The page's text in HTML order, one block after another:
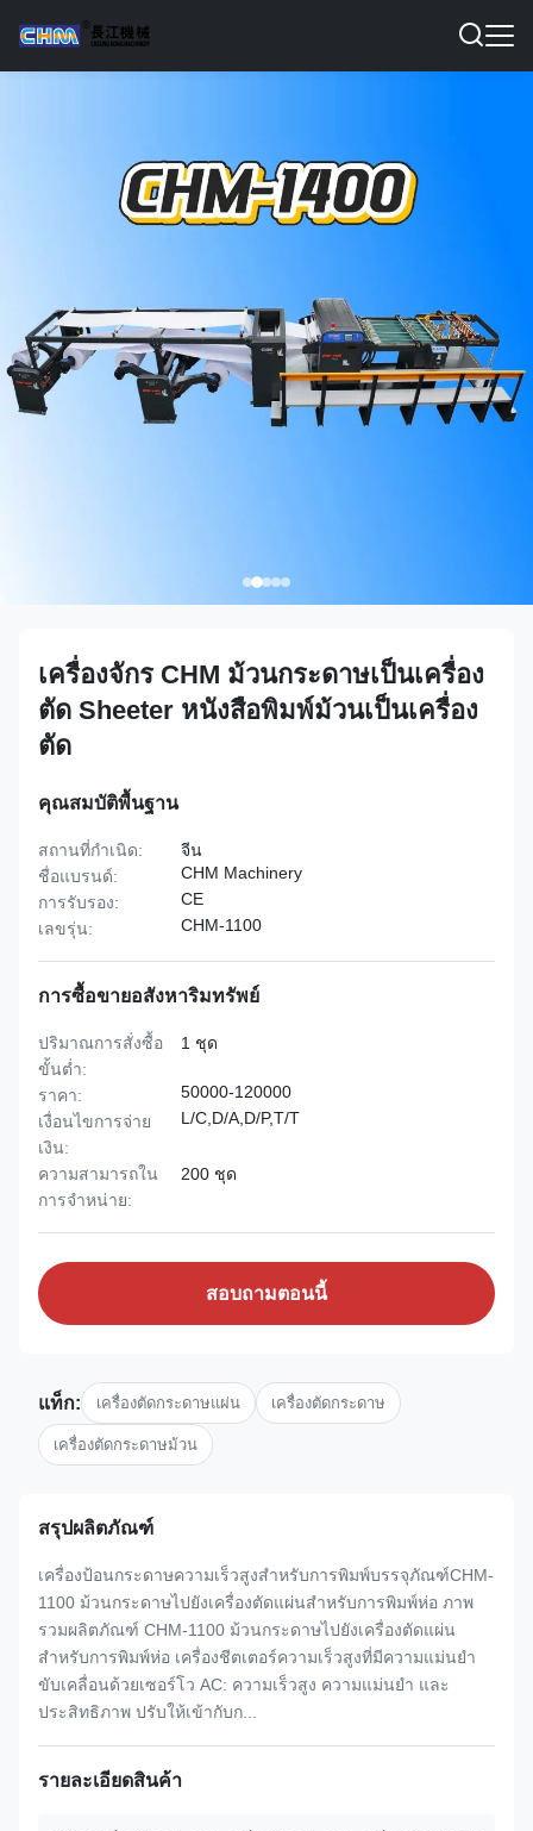
เครื่องจักร CHM ม้วนกระดาษเป็นเครื่อง
ตัด Sheeter หนังสือพิมพ์ม้วนเป็นเครื่อง
ตัด
คุณสมบัติพื้นฐาน
สถานที่กำเนิด:
จีน
ชื่อแบรนด์:
CHM Machinery
การรับรอง:
CE
เลขรุ่น:
CHM-1100
การซื้อขายอสังหาริมทรัพย์
ปริมาณการสั่งซื้อ
ขั้นต่ำ:
1 ชุด
ราคา:
50000-120000
เงื่อนไขการจ่าย
เงิน:
L/C,D/A,D/P,T/T
ความสามารถใน
การจําหน่าย:
200 ชุด
สอบถามตอนนี้
แท็ก: เครื่องตัดกระดาษแผ่น เครื่องตัดกระดาษ
เครื่องตัดกระดาษม้วน
สรุปผลิตภัณฑ์
เครื่องป้อนกระดาษความเร็วสูงสำหรับการพิมพ์บรรจุภัณฑ์CHM-
1100 ม้วนกระดาษไปยังเครื่องตัดแผ่นสำหรับการพิมพ์ห่อ ภาพ
รวมผลิตภัณฑ์ CHM-1100 ม้วนกระดาษไปยังเครื่องตัดแผ่น
สำหรับการพิมพ์ห่อ เครื่องชีตเตอร์ความเร็วสูงที่มีความแม่นยำ
ขับเคลื่อนด้วยเซอร์โว AC: ความเร็วสูง ความแม่นยำ และ
ประสิทธิภาพ ปรับให้เข้ากับก...
รายละเอียดสินค้า